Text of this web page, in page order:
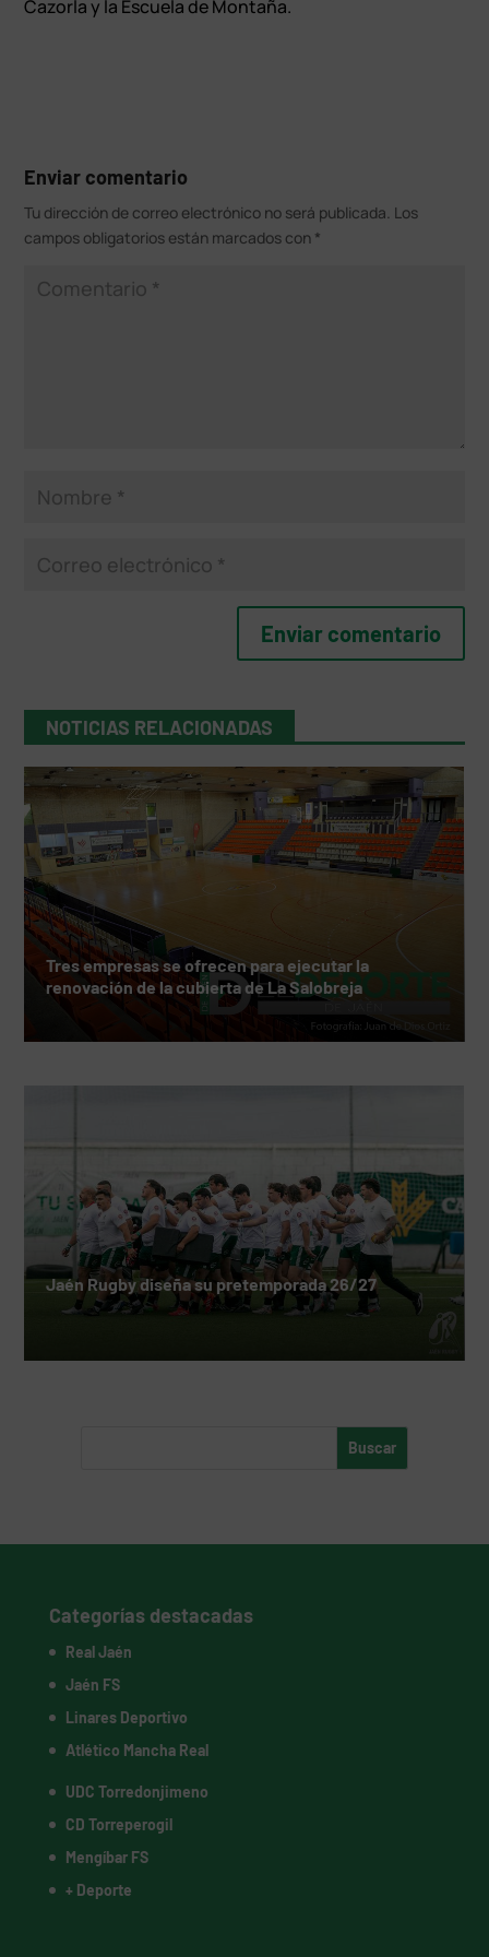
Cazorla y la Escuela de Montaña.
Enviar comentario
Tu dirección de correo electrónico no será publicada. Los
campos obligatorios están marcados con *
NOTICIAS RELACIONADAS
Tres empresas se ofrecen para ejecutar la
renovación de la cubierta de La Salobreja
Jaén Rugby diseña su pretemporada 26/27
Categorías destacadas
Real Jaén
Jaén FS
Linares Deportivo
Atlético Mancha Real
UDC Torredonjimeno
CD Torreperogil
Mengíbar FS
+ Deporte